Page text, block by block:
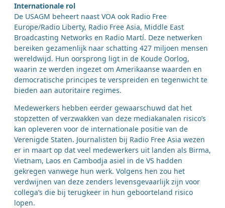
Internationale rol
De USAGM beheert naast VOA ook Radio Free
Europe/Radio Liberty, Radio Free Asia, Middle East
Broadcasting Networks en Radio Martí. Deze netwerken
bereiken gezamenlijk naar schatting 427 miljoen mensen
wereldwijd. Hun oorsprong ligt in de Koude Oorlog,
waarin ze werden ingezet om Amerikaanse waarden en
democratische principes te verspreiden en tegenwicht te
bieden aan autoritaire regimes.
Medewerkers hebben eerder gewaarschuwd dat het
stopzetten of verzwakken van deze mediakanalen risico’s
kan opleveren voor de internationale positie van de
Verenigde Staten. Journalisten bij Radio Free Asia wezen
er in maart op dat veel medewerkers uit landen als Birma,
Vietnam, Laos en Cambodja asiel in de VS hadden
gekregen vanwege hun werk. Volgens hen zou het
verdwijnen van deze zenders levensgevaarlijk zijn voor
collega’s die bij terugkeer in hun geboorteland risico
lopen.